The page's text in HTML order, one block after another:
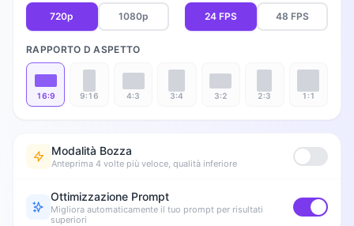
720p 1080p 24 FPS 48 FPS
RAPPORTO D ASPETTO
16:9 9:16 4:3 3:4 3:2 2:3 1:1
Modalità Bozza
Anteprima 4 volte più veloce, qualità inferiore
Ottimizzazione Prompt
Migliora automaticamente il tuo prompt per risultati
superiori